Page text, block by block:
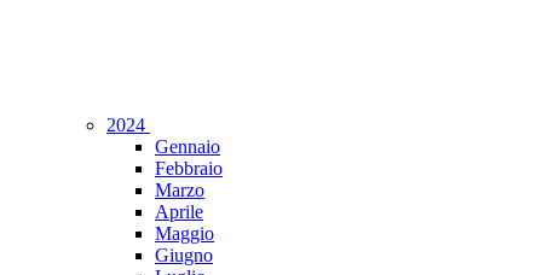
2024
Gennaio
Febbraio
Marzo
Aprile
Maggio
Giugno